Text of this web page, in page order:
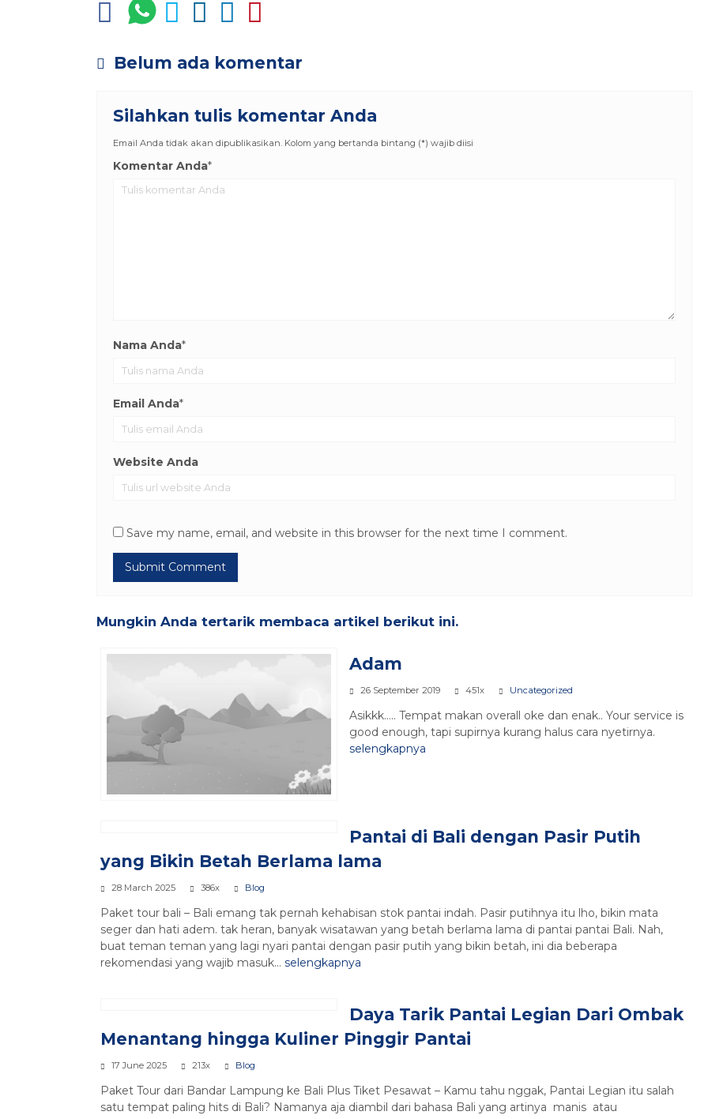
Belum ada komentar
Silahkan tulis komentar Anda
Email Anda tidak akan dipublikasikan. Kolom yang bertanda bintang (*) wajib diisi
Komentar Anda*
Nama Anda*
Email Anda*
Website Anda
Save my name, email, and website in this browser for the next time I comment.
Mungkin Anda tertarik membaca artikel berikut ini.
Adam
26 September 2019 451x Uncategorized
Asikkk….. Tempat makan overall oke dan enak.. Your service is
good enough, tapi supirnya kurang halus cara nyetirnya.
selengkapnya
Pantai di Bali dengan Pasir Putih
yang Bikin Betah Berlama lama
28 March 2025 386x Blog
Paket tour bali – Bali emang tak pernah kehabisan stok pantai indah. Pasir putihnya itu lho, bikin mata
seger dan hati adem. tak heran, banyak wisatawan yang betah berlama lama di pantai pantai Bali. Nah,
buat teman teman yang lagi nyari pantai dengan pasir putih yang bikin betah, ini dia beberapa
rekomendasi yang wajib masuk... selengkapnya
Daya Tarik Pantai Legian Dari Ombak
Menantang hingga Kuliner Pinggir Pantai
17 June 2025 213x Blog
Paket Tour dari Bandar Lampung ke Bali Plus Tiket Pesawat – Kamu tahu nggak, Pantai Legian itu salah
satu tempat paling hits di Bali? Namanya aja diambil dari bahasa Bali yang artinya manis atau